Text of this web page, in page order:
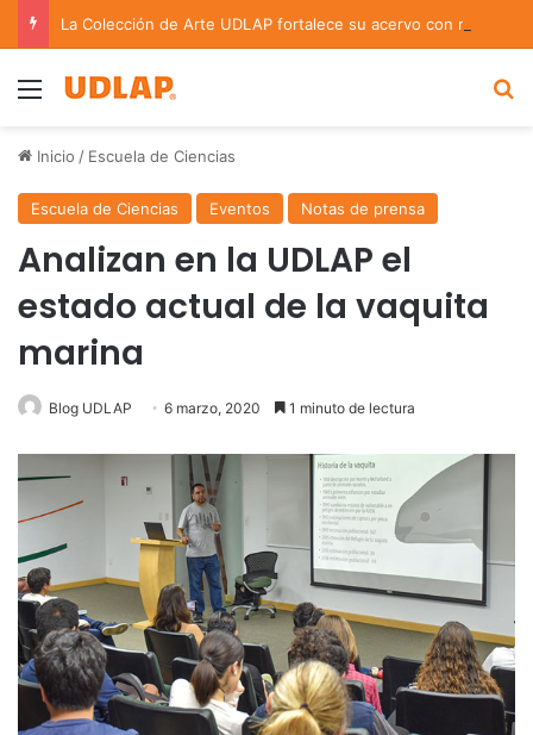
Menu
Inicio / Escuela de Ciencias
Escuela de Ciencias Eventos Notas de prensa
Analizan en la UDLAP el
estado actual de la vaquita
marina
Blog UDLAP 6 marzo, 2020 1 minuto de lectura